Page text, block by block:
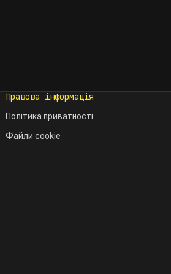
Правова інформація
Політика приватності
Файли cookie